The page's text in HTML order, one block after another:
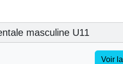
masculine U11
Voir